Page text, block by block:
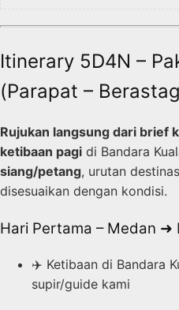
Itinerary 5D4N –
(Parapat –
Rujukan langsung dari brief
ketibaan pagi di Bandara
siang/petang, urutan
disesuaikan dengan kondisi.
Hari Pertama – Medan ➜
✈️ Ketibaan di Bandara
supir/guide kami